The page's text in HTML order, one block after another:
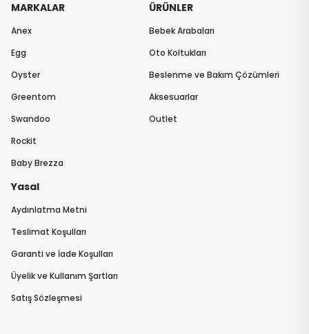
MARKALAR
Anex
Egg
Oyster
Greentom
Swandoo
Rockit
Baby Brezza
ÜRÜNLER
Bebek Arabaları
Oto Koltukları
Beslenme ve Bakım Çözümleri
Aksesuarlar
Outlet
Yasal
Aydınlatma Metni
Teslimat Koşulları
Garanti ve İade Koşulları
Üyelik ve Kullanım Şartları
Satış Sözleşmesi